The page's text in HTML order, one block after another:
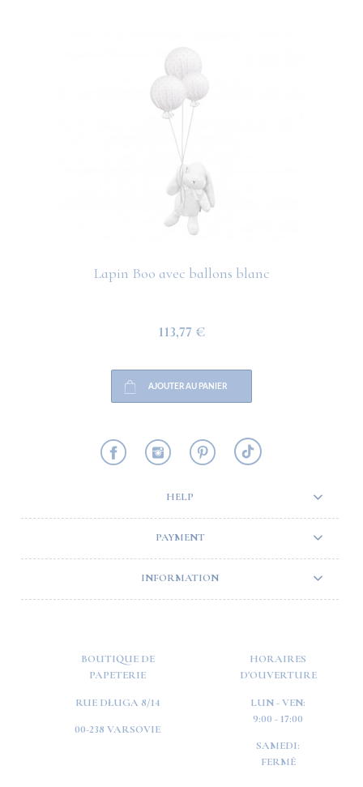
Lapin Boo avec ballons blanc
113,77 €
AJOUTER AU PANIER
HELP
PAYMENT
INFORMATION
BOUTIQUE DE
PAPETERIE
RUE DŁUGA 8/14
00-238 VARSOVIE
HORAIRES
D'OUVERTURE
LUN - VEN:
9:00 - 17:00
SAMEDI:
FERMÉ